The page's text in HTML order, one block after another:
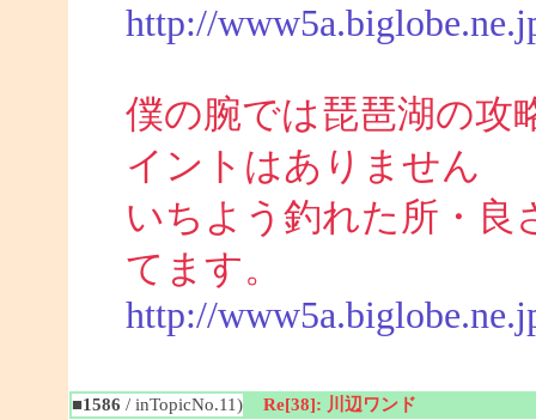
http://
僕の腕では琵琶湖の攻
イントはありません
いちよう釣れた所・良
てます。
http://
■1586 / inTopicNo.11) Re[38]: 川辺ワンド